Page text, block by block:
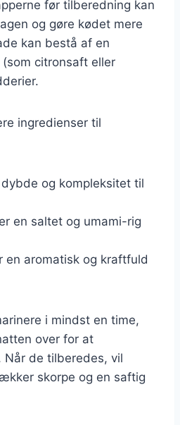
før tilberedning kan
og gøre kødet mere
kan bestå af en
citronsaft eller
ingredienser til
og kompleksitet til
en saltet og umami-rig
en aromatisk og kraftfuld
i mindst en time,
over for at
Når de tilberedes, vil
skorpe og en saftig